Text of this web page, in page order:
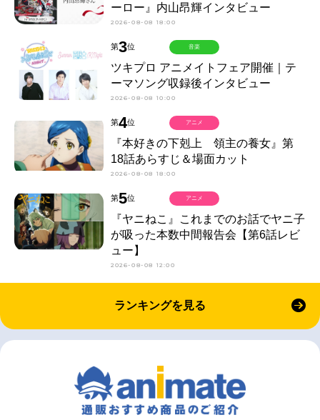
ーロー』内山昂輝インタビュー
2026-08-08 18:00
第3位
ツキプロ アニメイトフェア開催｜テ
ーマソング収録後インタビュー
2026-08-08 10:00
音楽
第4位
『本好きの下剋上 領主の養女』第
18話あらすじ＆場面カット
2026-08-08 18:00
アニメ
第5位
『ヤニねこ』これまでのお話でヤニ子
が吸った本数中間報告会【第6話レビ
ュー】
2026-08-08 12:00
アニメ
ランキングを見る